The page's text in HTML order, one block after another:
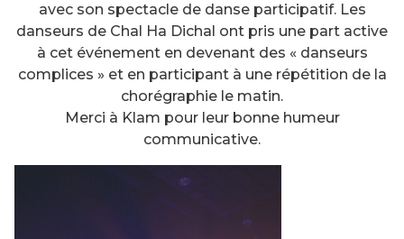
avec son spectacle de danse participatif. Les
danseurs de Chal Ha Dichal ont pris une part active
à cet événement en devenant des « danseurs
complices » et en participant à une répétition de la
chorégraphie le matin.
Merci à Klam pour leur bonne humeur
communicative.